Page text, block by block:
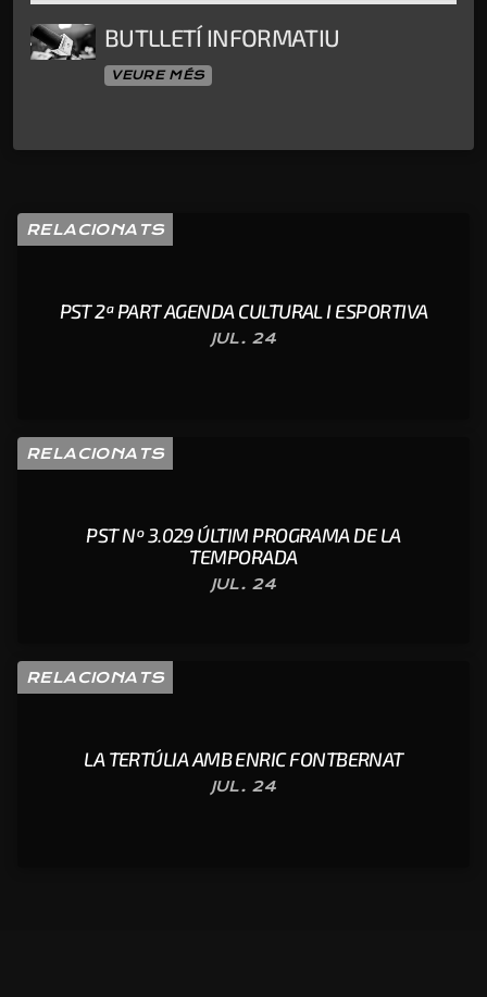
BUTLLETÍ INFORMATIU
VEURE MÉS
RELACIONATS
PST 2ª PART AGENDA CULTURAL I ESPORTIVA
JUL. 24
RELACIONATS
PST Nº 3.029 ÚLTIM PROGRAMA DE LA
TEMPORADA
JUL. 24
RELACIONATS
LA TERTÚLIA AMB ENRIC FONTBERNAT
JUL. 24